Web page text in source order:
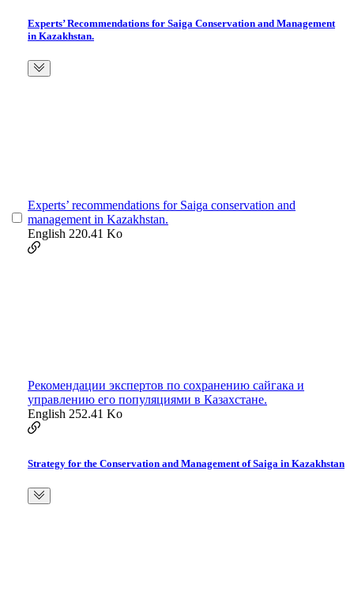
Experts’ Recommendations for Saiga Conservation and Management
in Kazakhstan.
Experts’ recommendations for Saiga conservation and
management in Kazakhstan.
English 220.41 Ko
Рекомендации экспертов по сохранению сайгака и
управлению его популяциями в Казахстане.
English 252.41 Ko
Strategy for the Conservation and Management of Saiga in Kazakhstan